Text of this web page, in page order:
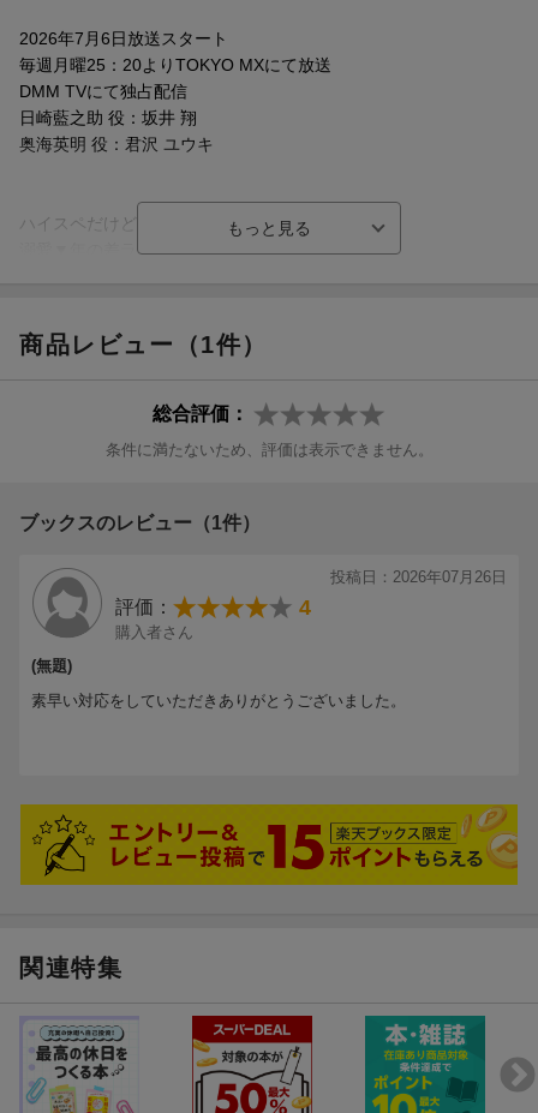
2026年7月6日放送スタート
毎週月曜25：20よりTOKYO MXにて放送
DMM TVにて独占配信
日崎藍之助 役：坂井 翔
奥海英明 役：君沢 ユウキ
ハイスペだけどデレ甘なイケオジ×メロかわ男子の
溺愛▼年の差ラブ！
同棲生活にもすっかり慣れ、変わらずラブラブな日々を送る藍之
助と奥海。
る。奥海が結婚のことで和希に長年誤解を受け恨まれていると萱
法事で奥海が嫌な思いをしたら…と心配になって、藍之助なりに
商品レビュー（1件）
総合評価：
条件に満たないため、評価は表示できません。
ブックスのレビュー（1件）
投稿日：2026年07月26日
評価： 4
購入者さん
(無題)
素早い対応をしていただきありがとうございました。
関連特集